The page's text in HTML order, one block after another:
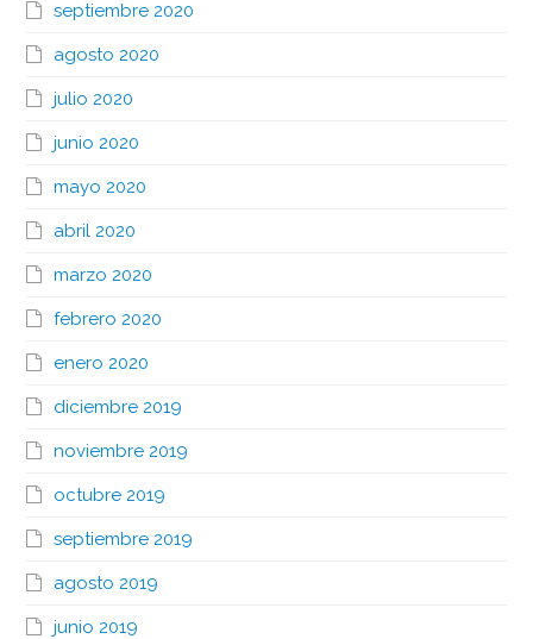
septiembre 2020
agosto 2020
julio 2020
junio 2020
mayo 2020
abril 2020
marzo 2020
febrero 2020
enero 2020
diciembre 2019
noviembre 2019
octubre 2019
septiembre 2019
agosto 2019
junio 2019